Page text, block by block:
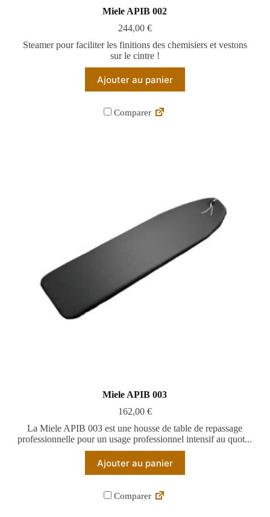
Miele APIB 002
244,00 €
Steamer pour faciliter les finitions des chemisiers et vestons
sur le cintre !
Ajouter au panier
Comparer
Miele APIB 003
162,00 €
La Miele APIB 003 est une housse de table de repassage
professionnelle pour un usage professionnel intensif au quot...
Ajouter au panier
Comparer